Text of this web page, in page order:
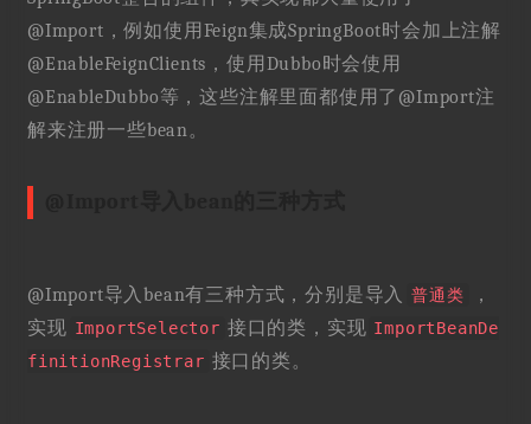
@Import，例如使用Feign集成SpringBoot时会加上注解
@EnableFeignClients，使用Dubbo时会使用
@EnableDubbo等，这些注解里面都使用了@Import注
解来注册一些bean。
@Import导入bean有三种方式，分别是导入 普通类
，
实现 ImportSelector 接口的类，实现 ImportBeanDe
finitionRegistrar 接口的类。